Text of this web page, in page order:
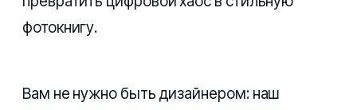
фотокнигу.
Вам не нужно быть дизайнером: наш